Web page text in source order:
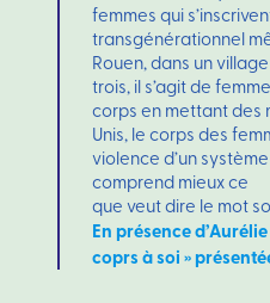
femmes qui
transgénérationnel
Rouen, dans un
trois, il s’agit de
corps en mettant des
Unis, le corps des
violence d’un
comprend mieux ce
que veut dire le mot
En présence
coprs à soi »